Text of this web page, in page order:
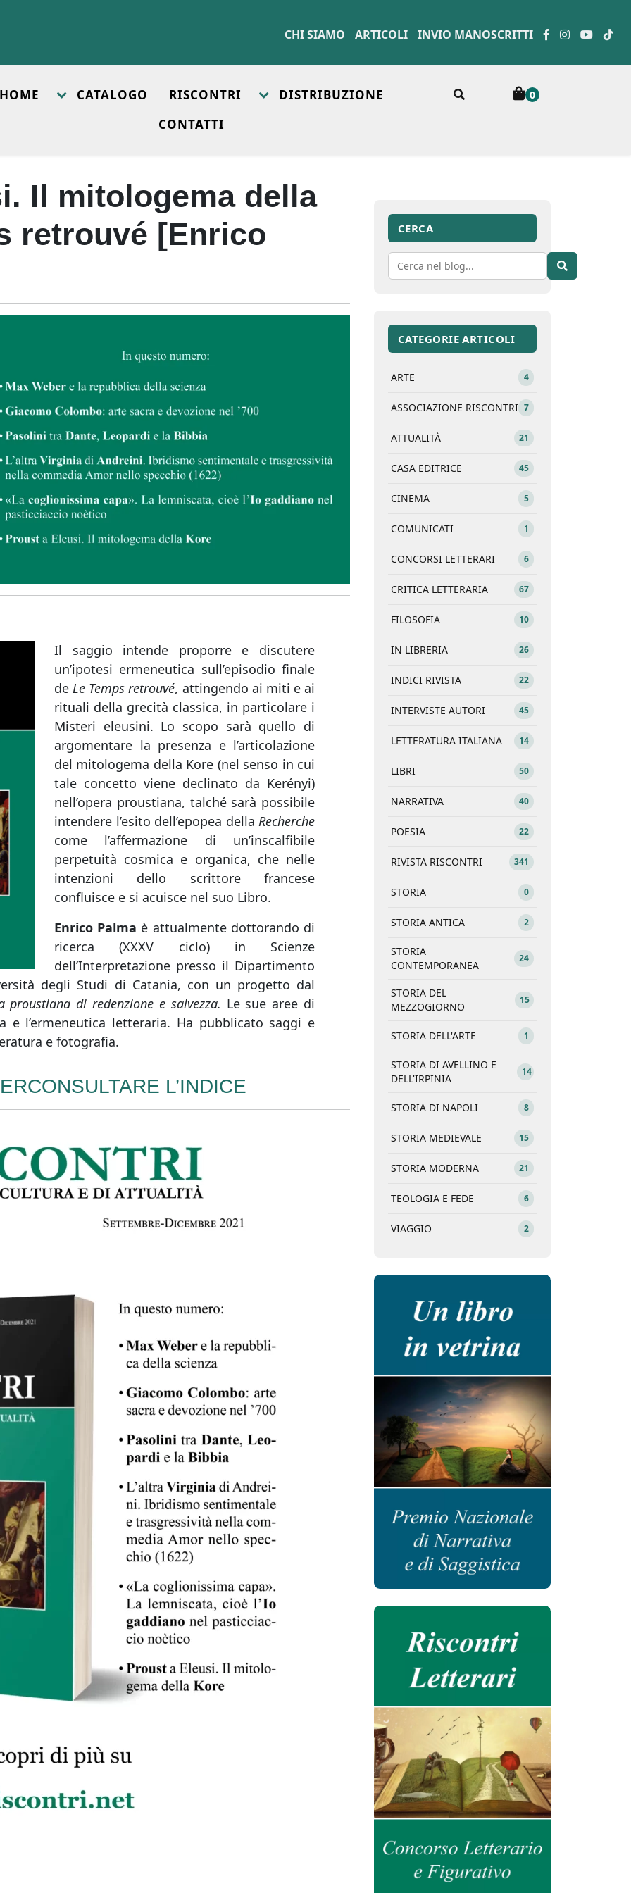
CHI SIAMO ARTICOLI INVIO MANOSCRITTI
CATALOGO RISCONTRI
DISTRIBUZIONE
CONTATTI
0
Il mitologema della
retrouvé [Enrico
Il saggio intende proporre e discutere
un’ipotesi ermeneutica sull’episodio finale
deLe Temps retrouvé, attingendo ai miti e ai
rituali della grecità classica, in particolare i
Misteri eleusini. Lo scopo sarà quello di
argomentare la presenza e l’articolazione
del mitologema della Kore (nel senso in cui
tale concetto viene declinato da Kerényi)
nell’opera proustiana, talché sarà possibile
intendere l’esito dell’epopea della Recherche
come l’affermazione di un’inscalfibile
perpetuità cosmica e organica, che nelle
intenzioni dello scrittore francese
confluisce e si acuisce nel suo Libro.
Enrico Palma è attualmente dottorando di
ricerca (XXXV ciclo) in Scienze
dell’Interpretazione presso il Dipartimento
degli Studi di Catania, con un progetto dal
proustiana di redenzione e salvezza. Le sue aree di
e l’ermeneutica letteraria. Ha pubblicato saggi e
e fotografia.
L’INDICE
CERCA
CATEGORIE ARTICOLI
ARTE 4
ASSOCIAZIONE RISCONTRI 7
ATTUALITÀ 21
CASA EDITRICE 45
CINEMA 5
COMUNICATI 1
CONCORSI LETTERARI 6
CRITICA LETTERARIA 67
FILOSOFIA 10
IN LIBRERIA 26
INDICI RIVISTA 22
INTERVISTE AUTORI 45
LETTERATURA ITALIANA 14
LIBRI 50
NARRATIVA 40
POESIA 22
RIVISTA RISCONTRI 341
STORIA 0
STORIA ANTICA 2
STORIA
CONTEMPORANEA
24
STORIA DEL
MEZZOGIORNO
15
STORIA DELL'ARTE 1
STORIA DI AVELLINO E
DELL'IRPINIA
14
STORIA DI NAPOLI 8
STORIA MEDIEVALE 15
STORIA MODERNA 21
TEOLOGIA E FEDE 6
VIAGGIO 2